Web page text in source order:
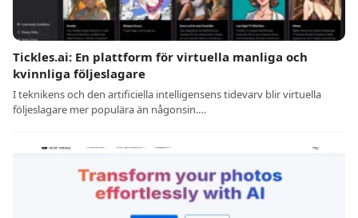
Tickles.ai: En plattform för virtuella manliga och
kvinnliga följeslagare
I teknikens och den artificiella intelligensens tidevarv blir virtuella
följeslagare mer populära än någonsin.…